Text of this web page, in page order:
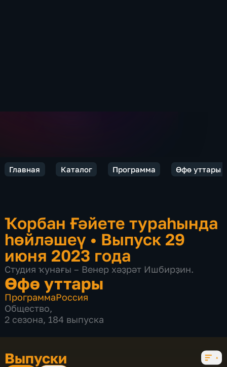
Главная Каталог Программа Өфө уттары
Ҡорбан Ғәйете тураһында
һөйләшеү • Выпуск 29
июня 2023 года
Студия ҡунағы – Венер хәҙрәт Ишбирҙин.
Өфө уттары
ПрограммаРоссия
Общество,
2 сезона, 184 выпуска
Выпуски